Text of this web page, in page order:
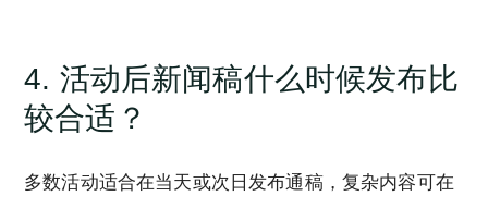
4. 活动后新闻稿什么时候发布比
较合适？
多数活动适合在当天或次日发布通稿，复杂内容可在